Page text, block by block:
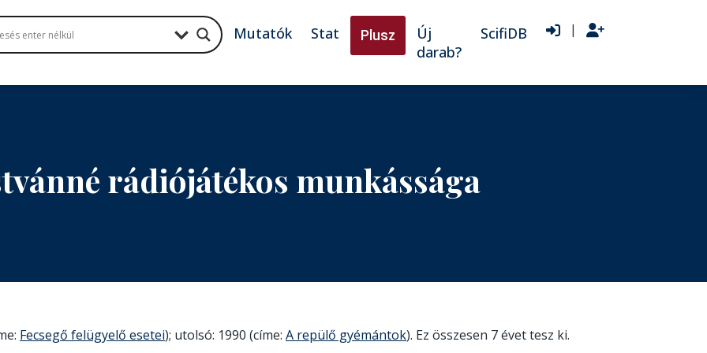
Mutatók Stat Plusz
Új
darab?
ScifiDB |
rádiójátékos munkássága
Fecsegő felügyelő esetei); utolsó: 1990 (címe: A repülő gyémántok). Ez összesen 7 évet tesz ki.